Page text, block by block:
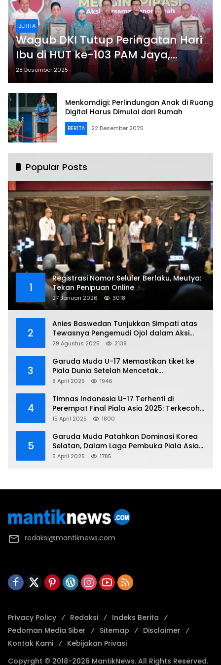
BERITA
Wagub DKI Tutup Peringatan Hari
Ibu di HUT ke-103 PAM Jaya,
Apresiasi Aksi Donor Darah
Berpredikat MURI
28 Desember 2025
Menkomdigi: Perlindungan Anak di Ruang
Digital Harus Dimulai dari Rumah
BERITA 22 Desember 2025
Popular Posts
1
Registrasi Nomor Seluler Berlaku, Meutya:
Tekan Penipuan Online
27 Januari 2026 3018
2
Anies Baswedan Tunjukkan Simpati atas
Tewasnya Pengemudi Ojol dalam Aksi
Demo
29 Agustus 2025 2138
3
Garuda Muda U-17 Memastikan tiket ke
Piala Dunia Setelah Mencetak
Kemenangan Gemilang atas Yaman 4-1 di
8 April 2025 1946
4
Timnas Indonesia U-17 Terhenti di
Perempat Final Piala Asia 2025: Terkecoh
Korea Utara
15 April 2025 1800
5
Garuda Muda Patahkan Dominasi Korea
Selatan, Dalam Laga Pembuka Piala Asia
2025 U-17
5 April 2025 1785
redaksi@mantiknews.com
Privacy Policy Redaksi
Indeks Berita
Pedoman Media Siber
Sitemap
Disclaimer
Kontak Kami
Kebijakan Privasi
Copyrght © 2018-2026 MantikNews. All Rights Reserved.